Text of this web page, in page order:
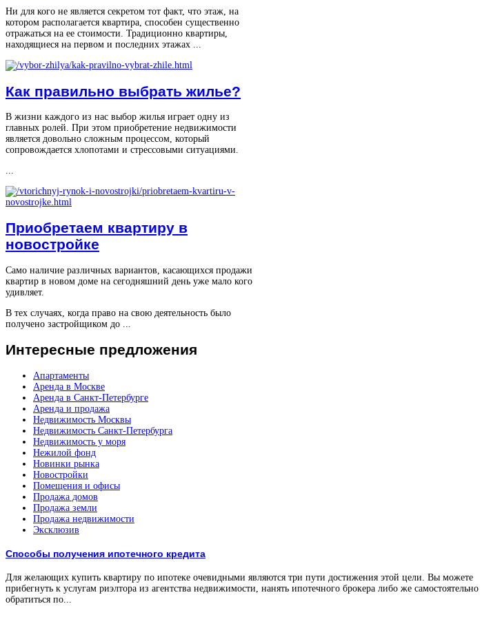
Ни для кого не является секретом тот факт, что этаж, на
котором располагается квартира, способен существенно
отражаться на ее стоимости. Традиционно квартиры,
находящиеся на первом и последних этажах ...
Как правильно выбрать жилье?
В жизни каждого из нас выбор жилья играет одну из
главных ролей. При этом приобретение недвижимости
является довольно сложным процессом, который
сопровождается хлопотами и стрессовыми ситуациями.
...
Приобретаем квартиру в
новостройке
Само наличие различных вариантов, касающихся продажи
квартир в новом доме на сегодняшний день уже мало кого
удивляет.
В тех случаях, когда право на свою деятельность было
получено застройщиком до ...
Интересные предложения
Апартаменты
Аренда в Москве
Аренда в Санкт-Петербурге
Аренда и продажа
Недвижимость Москвы
Недвижимость Санкт-Петербурга
Недвижимость у моря
Нежилой фонд
Новинки рынка
Новостройки
Помещения и офисы
Продажа домов
Продажа земли
Продажа недвижимости
Эксклюзив
Способы получения ипотечного кредита
Для желающих купить квартиру по ипотеке очевидными являются три пути достижения этой цели. Вы можете
прибегнуть к услугам риэлтора из агентства недвижимости, нанять ипотечного брокера либо же самостоятельно
обратиться по...